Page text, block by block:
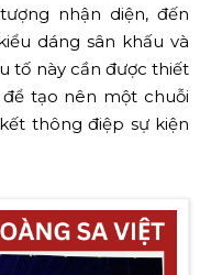
nhận diện, đến
dáng sân khấu và
tố này cần được thiết
tạo nên một chuỗi
thông điệp sự kiện